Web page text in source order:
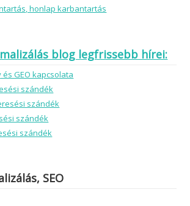
tartalomfejlesztés
blog legfrissebb hírei:
GEO kapcsolata
szándék